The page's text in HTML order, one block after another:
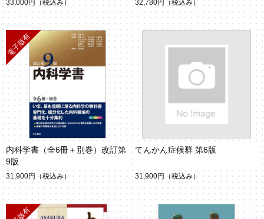
33,000円 （税込み） 32,780円 （税込み）
内科学書（全6冊＋別巻）改訂第
9版
31,900円 （税込み）
てんかん症候群 第6版
31,900円 （税込み）